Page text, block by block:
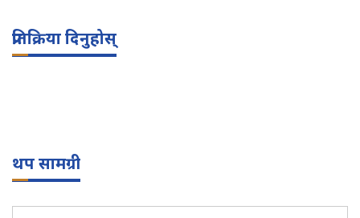
प्रतिक्रिया दिनुहोस्
थप सामग्री